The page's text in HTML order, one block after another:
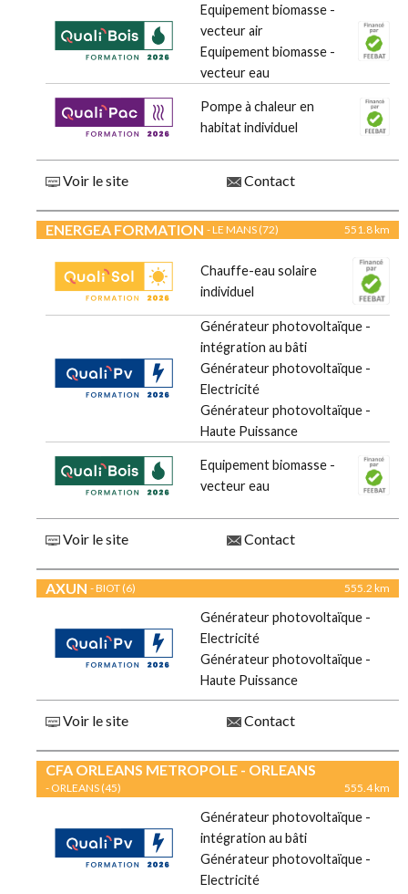
Equipement biomasse -
vecteur air
Equipement biomasse -
vecteur eau
Pompe à chaleur en
habitat individuel
Voir le site Contact
ENERGEA FORMATION - LE MANS (72) 551.8 km
Chauffe-eau solaire
individuel
Générateur photovoltaïque -
intégration au bâti
Générateur photovoltaïque -
Electricité
Générateur photovoltaïque -
Haute Puissance
Equipement biomasse -
vecteur eau
Voir le site Contact
AXUN - BIOT (6) 555.2 km
Générateur photovoltaïque -
Electricité
Générateur photovoltaïque -
Haute Puissance
Voir le site Contact
CFA ORLEANS METROPOLE - ORLEANS
- ORLEANS (45) 555.4 km
Générateur photovoltaïque -
intégration au bâti
Générateur photovoltaïque -
Electricité